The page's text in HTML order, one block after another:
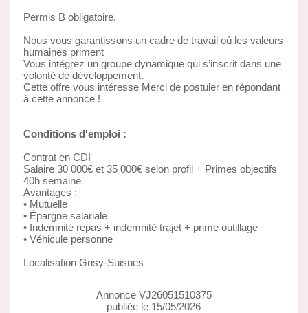
Permis B obligatoire.
Nous vous garantissons un cadre de travail où les valeurs
humaines priment
Vous intégrez un groupe dynamique qui s’inscrit dans une
volonté de développement.
Cette offre vous intéresse Merci de postuler en répondant
à cette annonce !
Conditions d'emploi :
Contrat en CDI
Salaire 30 000€ et 35 000€ selon profil + Primes objectifs
40h semaine
Avantages :
• Mutuelle
• Épargne salariale
• Indemnité repas + indemnité trajet + prime outillage
• Véhicule personne
Localisation Grisy-Suisnes
Annonce VJ26051510375
publiée le 15/05/2026